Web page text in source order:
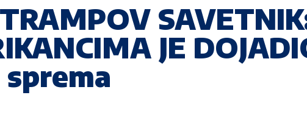
JE
sprema